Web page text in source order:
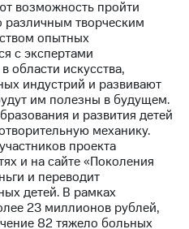
возможность пройти
различным творческим
опытных
с экспертами
области искусства,
индустрий и развивают
им полезны в будущем.
и развития детей
механику.
проекта
и на сайте «Поколения
и переводит
детей. В рамках
23 миллионов рублей,
82 тяжело больных